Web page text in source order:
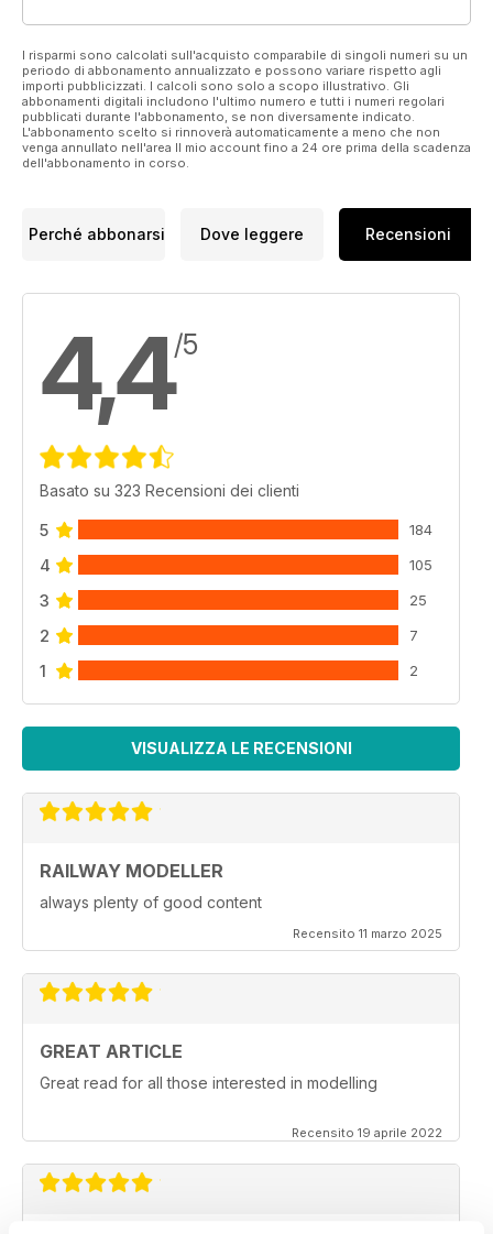
I risparmi sono calcolati sull'acquisto comparabile di singoli numeri su un
periodo di abbonamento annualizzato e possono variare rispetto agli
importi pubblicizzati. I calcoli sono solo a scopo illustrativo. Gli
abbonamenti digitali includono l'ultimo numero e tutti i numeri regolari
pubblicati durante l'abbonamento, se non diversamente indicato.
L'abbonamento scelto si rinnoverà automaticamente a meno che non
venga annullato nell'area Il mio account fino a 24 ore prima della scadenza
dell'abbonamento in corso.
Perché abbonarsi Dove leggere Recensioni
4,4/5
Basato su 323 Recensioni dei clienti
5 184
4 105
3 25
2 7
1 2
VISUALIZZA LE RECENSIONI
RAILWAY MODELLER
always plenty of good content
Recensito 11 marzo 2025
GREAT ARTICLE
Great read for all those interested in modelling
Recensito 19 aprile 2022